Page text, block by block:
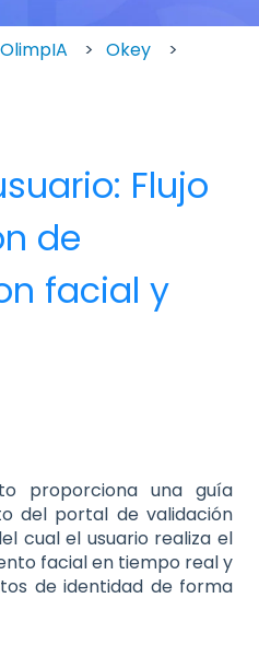
Okey
Flujo
de
facial y
proporciona una guía
del portal de validación
cual el usuario realiza el
facial en tiempo real y
de identidad de forma